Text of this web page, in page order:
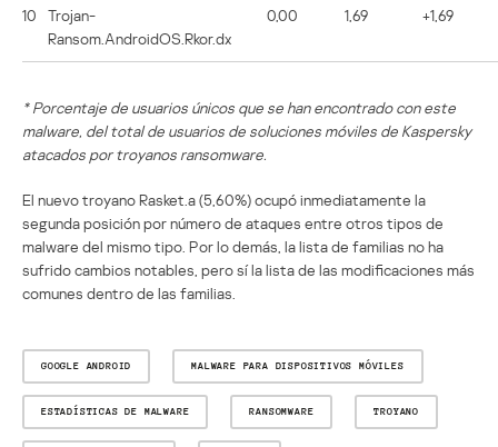
10
Trojan-
Ransom.AndroidOS.Rkor.dx
0,00 1,69 +1,69
* Porcentaje de usuarios únicos que se han encontrado con este
malware, del total de usuarios de soluciones móviles de Kaspersky
atacados por troyanos ransomware.
El nuevo troyano Rasket.a (5,60%) ocupó inmediatamente la
segunda posición por número de ataques entre otros tipos de
malware del mismo tipo. Por lo demás, la lista de familias no ha
sufrido cambios notables, pero sí la lista de las modificaciones más
comunes dentro de las familias.
GOOGLE ANDROID MALWARE PARA DISPOSITIVOS MÓVILES
ESTADÍSTICAS DE MALWARE RANSOMWARE TROYANO